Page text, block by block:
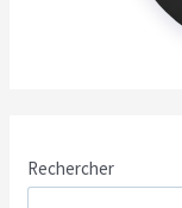
Rechercher